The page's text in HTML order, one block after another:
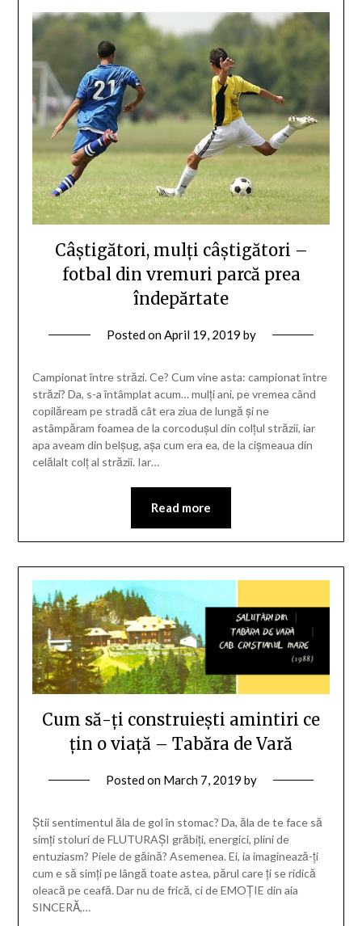
Câștigători, mulți câștigători –
fotbal din vremuri parcă prea
îndepărtate
Posted onApril 19, 2019 by
Campionat între străzi. Ce? Cum vine asta: campionat între
străzi? Da, s-a întâmplat acum… mulți ani, pe vremea când
copilăream pe stradă cât era ziua de lungă și ne
astâmpăram foamea de la corcodușul din colțul străzii, iar
apa aveam din belșug, așa cum era ea, de la cișmeaua din
celălalt colț al străzii. Iar…
Read more
Cum să-ți construiești amintiri ce
țin o viață – Tabăra de Vară
Posted on March 7, 2019 by
Știi sentimentul ăla de gol în stomac? Da, ăla de te face să
simți stoluri de FLUTURAȘI grăbiți, energici, plini de
entuziasm? Piele de găină? Asemenea. Ei, ia imaginează-ți
cum e să simți pe lângă toate astea, părul care ți se ridică
oleacă pe ceafă. Dar nu de frică, ci de EMOȚIE din aia
SINCERĂ,…